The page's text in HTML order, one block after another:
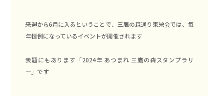
来週から6月に入るということで、三鷹の森通り東栄会では、毎
年恒例になっているイベントが開催されます
表題にもあります「2024年 あつまれ 三鷹の森スタンプラリ
ー」です